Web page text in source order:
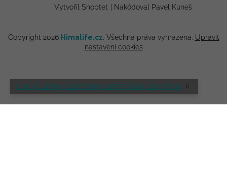
🌸 NOVÁ LETNÍ KOLEKCE HIMALIFE PRÁVĚ NA ESHOPU 🌸
Vytvořil Shoptet Nakódoval Pavel Kuneš
Copyright 2026 Himalife.cz. Všechna práva vyhrazena. Upravit
nastavení cookies